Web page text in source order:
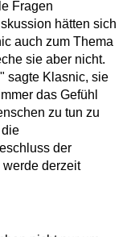
Fragen
hätten sich
auch zum Thema
sie aber nicht.
sagte Klasnic, sie
das Gefühl
zu tun zu
der
derzeit